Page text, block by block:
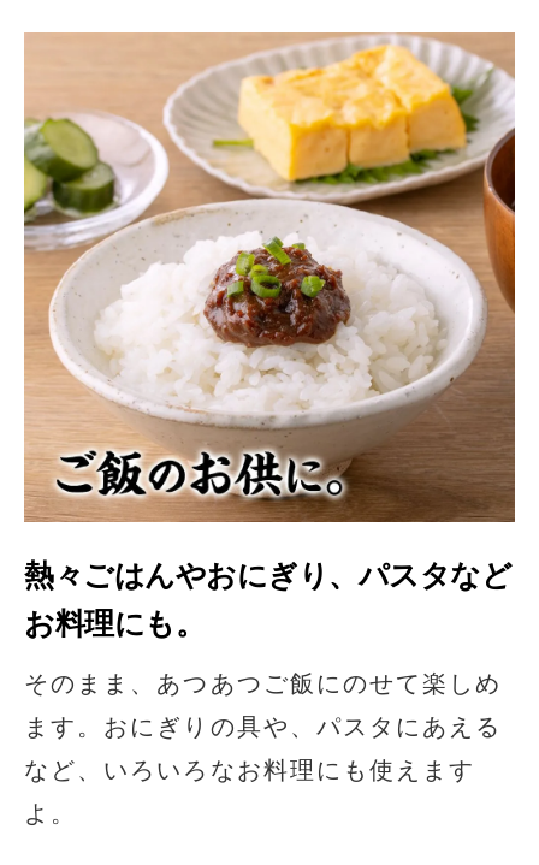
熱々ごはんやおにぎり、パスタなど
お料理にも。
そのまま、あつあつご飯にのせて楽しめ
ます。おにぎりの具や、パスタにあえる
など、いろいろなお料理にも使えます
よ。